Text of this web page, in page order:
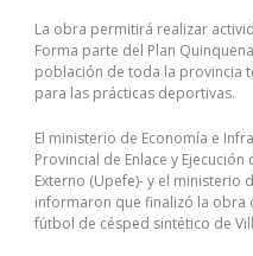
La obra permitirá realizar
Forma parte del Plan
población de toda la provincia
para las prácticas deportivas.
El ministerio de Economía e
Provincial de Enlace y
Externo (Upefe)- y el ministerio
informaron que finalizó la obra
fútbol de césped sintético de